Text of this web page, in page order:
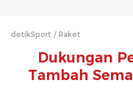
detikSport Raket
Dukungan
Tambah